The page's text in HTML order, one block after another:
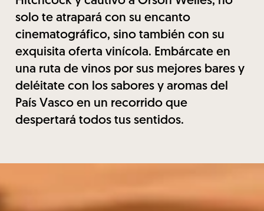
solo te atrapará con su encanto
cinematográfico, sino también con su
exquisita oferta vinícola. Embárcate en
una ruta de vinos por sus mejores bares y
deléitate con los sabores y aromas del
País Vasco en un recorrido que
despertará todos tus sentidos.